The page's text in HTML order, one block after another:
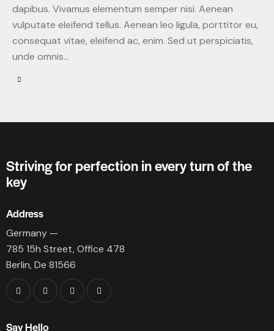
dapibus. Vivamus elementum semper nisi. Aenean
vulputate eleifend tellus. Aenean leo ligula, porttitor eu,
consequat vitae, eleifend ac, enim. Sed ut perspiciatis,
unde omnis…
Striving for perfection in every turn of the
key
Address
Germany —
785 15h Street, Office 478
Berlin, De 81566
Say Hello